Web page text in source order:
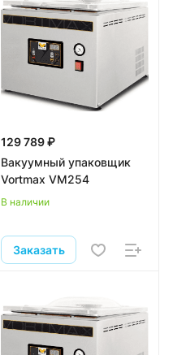
129 789 ₽
Вакуумный упаковщик
Vortmax VM254
В наличии
Заказать